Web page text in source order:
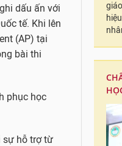
dấu ấn với
tế. Khi lên
(AP) tại
bài thi
phục học
sự hỗ trợ từ